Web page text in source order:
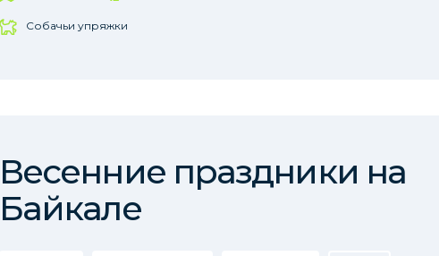
Собачьи упряжки
Весенние праздники на
Байкале